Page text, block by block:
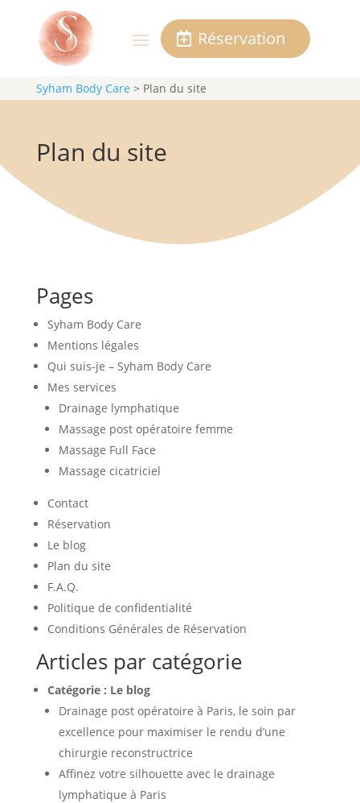
Réservation
Syham Body Care > Plan du site
Plan du site
Pages
Syham Body Care
Mentions légales
Qui suis-je – Syham Body Care
Mes services
Drainage lymphatique
Massage post opératoire femme
Massage Full Face
Massage cicatriciel
Contact
Réservation
Le blog
Plan du site
F.A.Q.
Politique de confidentialité
Conditions Générales de Réservation
Articles par catégorie
Catégorie : Le blog
Drainage post opératoire à Paris, le soin par
excellence pour maximiser le rendu d’une
chirurgie reconstructrice
Affinez votre silhouette avec le drainage
lymphatique à Paris